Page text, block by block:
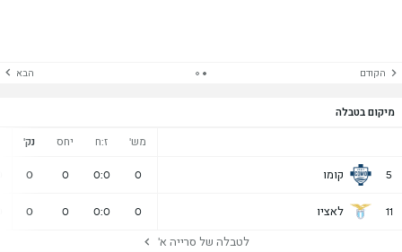
הקודם הבא
מיקום בטבלה
מש' ז:ח יחס נק'
5 קומו 0
0:0
0
0
11 לאציו 0
0:0
0
0
לטבלה של סרייה א'